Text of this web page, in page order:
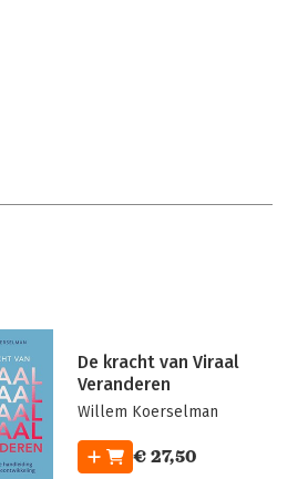
De kracht van Viraal
Veranderen
Willem Koerselman
€ 27,50